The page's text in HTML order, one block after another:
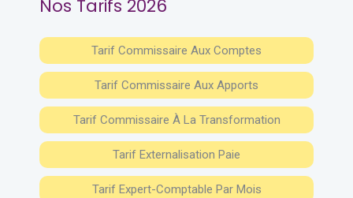
Nos Tarifs 2026
Tarif Commissaire Aux Comptes
Tarif Commissaire Aux Apports
Tarif Commissaire À La Transformation
Tarif Externalisation Paie
Tarif Expert-Comptable Par Mois